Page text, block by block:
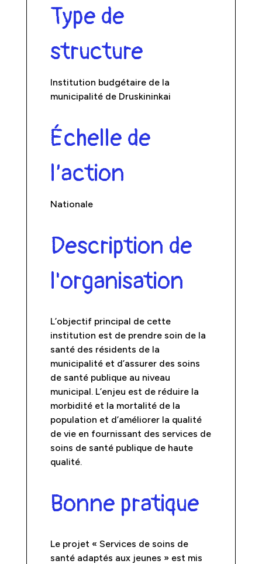
Type de
structure
Institution budgétaire de la
municipalité de Druskininkai
Échelle de
l’action
Nationale
Description de
l'organisation
L’objectif principal de cette
institution est de prendre soin de la
santé des résidents de la
municipalité et d’assurer des soins
de santé publique au niveau
municipal. L’enjeu est de réduire la
morbidité et la mortalité de la
population et d’améliorer la qualité
de vie en fournissant des services de
soins de santé publique de haute
qualité.
Bonne pratique
Le projet « Services de soins de
santé adaptés aux jeunes » est mis